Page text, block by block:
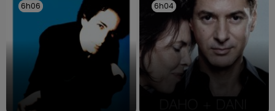
6h06
6h06 6h04
6h04